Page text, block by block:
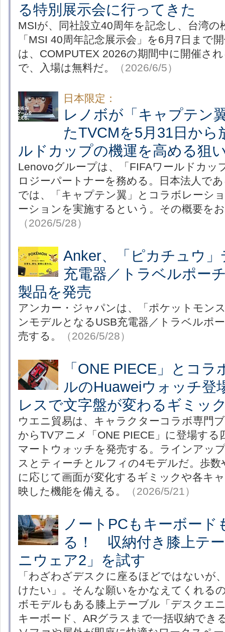
る特別展示会に行ってきた
MSIが、同社設立40周年を記念し、台湾の
「MSI 40周年記念展示会」を6月7日まで
は、COMPUTEX 2026の期間中に開催さ
で、入場は無料だ。
（2026/6/5）
日本限定：
レノボが「キャプテン
たTVCMを5月31日か
ルドカップの機運を高める狙
Lenovoグループは、「FIFAワールドカッ
ロジーパートナーを務める。日本法人で
では、「キャプテン翼」とコラボレーシ
ーションを実施するという。その概要を
（2026/5/28）
Anker、「ピカチュウ
充電器／トラベルポー
製品を発売
アンカー・ジャパンは、「ポケットモン
ンモデルとなるUSB充電器／トラベルポ
売する。
（2026/5/28）
「ONE PIECE」とコラ
ルのHuaweiウォッチ
レスで文字盤が変わるギミッ
ウエニ貿易は、キャラクターコラボ専門
からTVアニメ「ONE PIECE」に登場す
マートウォッチを発売する。ラインアッ
スとティーチとルフィの4モデルだ。歩数
に応じて画面が変化するギミックや各キ
映した機能を備える。
（2026/5/21）
ノートPCもキーボード
る！ 収納付き膝上テ
ニウェア2」を試す
「わざわざデスクに座るほどではないが
けたい」。そんな願いをかなえてくれる
ボモデルもある膝上テーブル「デスクエ
キーボード、ARグラスまで一括収納でき